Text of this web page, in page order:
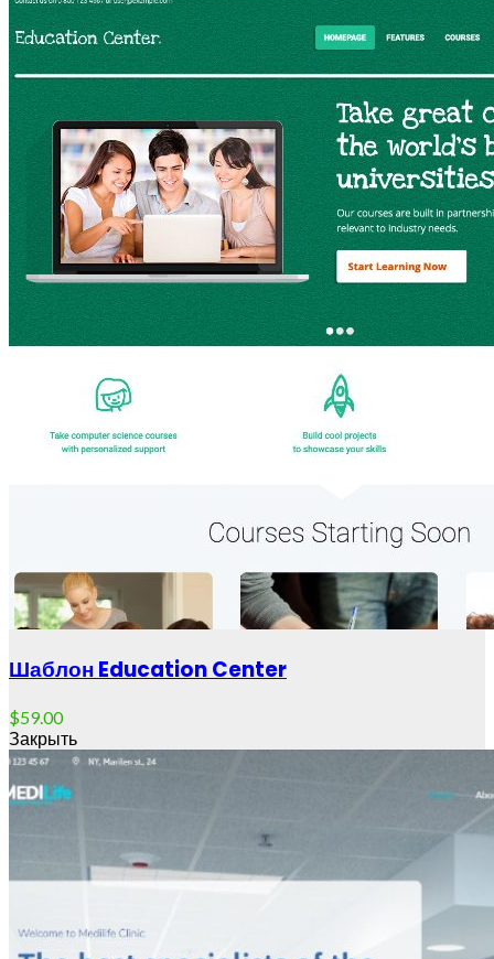
Шаблон Education Center
$59.00
Закрыть